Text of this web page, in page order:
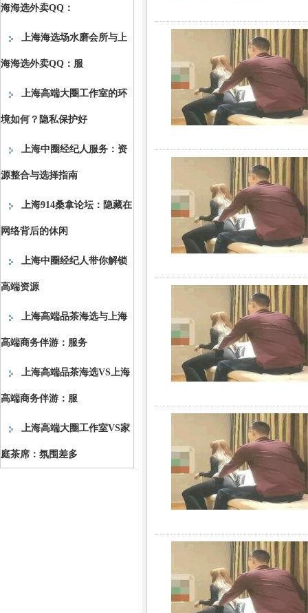
海海选外卖QQ：
上海海选场水磨会所与上
海海选外卖QQ：服
上海高端大圈工作室的环
境如何？隐私保护好
上海中圈经纪人服务：资
源整合与选择指南
上海914桑拿论坛：隐藏在
网络背后的休闲
上海中圈经纪人带你解锁
高端资源
上海高端品茶海选与上海
高端商务伴游：服务
上海高端品茶海选VS上海
高端商务伴游：服
上海高端大圈工作室VS家
庭茶席：氛围差多